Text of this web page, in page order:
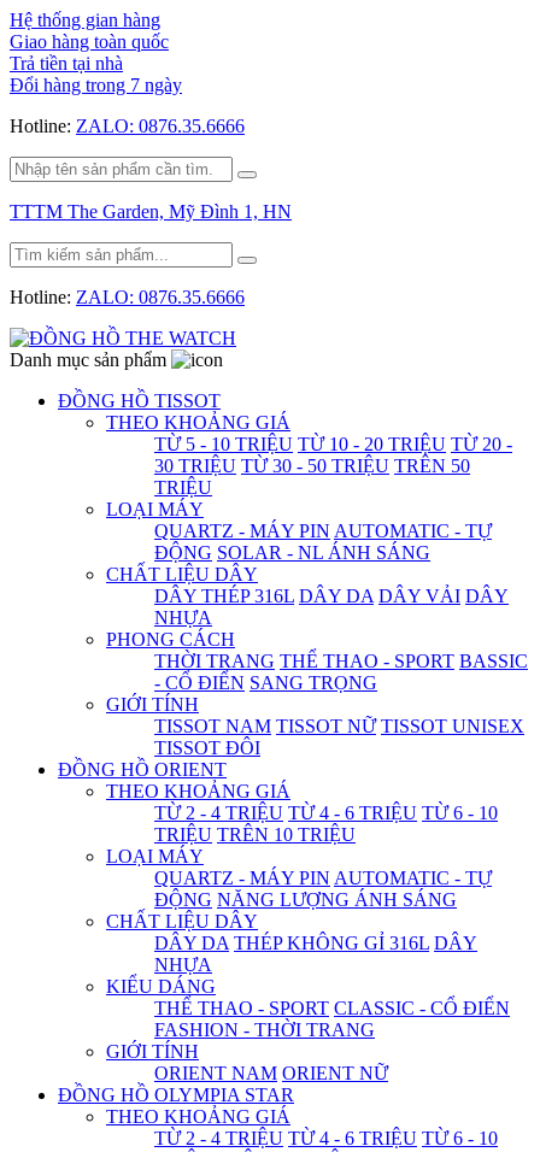
Hệ thống gian hàng
Giao hàng toàn quốc
Trả tiền tại nhà
Đổi hàng trong 7 ngày
Hotline: ZALO: 0876.35.6666
TTTM The Garden, Mỹ Đình 1, HN
Hotline: ZALO: 0876.35.6666
Danh mục sản phẩm
ĐỒNG HỒ TISSOT
THEO KHOẢNG GIÁ
TỪ 5 - 10 TRIỆU TỪ 10 - 20 TRIỆU TỪ 20 -
30 TRIỆU TỪ 30 - 50 TRIỆU TRÊN 50
TRIỆU
LOẠI MÁY
QUARTZ - MÁY PIN AUTOMATIC - TỰ
ĐỘNG SOLAR - NL ÁNH SÁNG
CHẤT LIỆU DÂY
DÂY THÉP 316L DÂY DA DÂY VẢI DÂY
NHỰA
PHONG CÁCH
THỜI TRANG THỂ THAO - SPORT BASSIC
- CỔ ĐIỂN SANG TRỌNG
GIỚI TÍNH
TISSOT NAM TISSOT NỮ TISSOT UNISEX
TISSOT ĐÔI
ĐỒNG HỒ ORIENT
THEO KHOẢNG GIÁ
TỪ 2 - 4 TRIỆU TỪ 4 - 6 TRIỆU TỪ 6 - 10
TRIỆU TRÊN 10 TRIỆU
LOẠI MÁY
QUARTZ - MÁY PIN AUTOMATIC - TỰ
ĐỘNG NĂNG LƯỢNG ÁNH SÁNG
CHẤT LIỆU DÂY
DÂY DA THÉP KHÔNG GỈ 316L DÂY
NHỰA
KIỂU DÁNG
THỂ THAO - SPORT CLASSIC - CỔ ĐIỂN
FASHION - THỜI TRANG
GIỚI TÍNH
ORIENT NAM ORIENT NỮ
ĐỒNG HỒ OLYMPIA STAR
THEO KHOẢNG GIÁ
TỪ 2 - 4 TRIỆU TỪ 4 - 6 TRIỆU TỪ 6 - 10